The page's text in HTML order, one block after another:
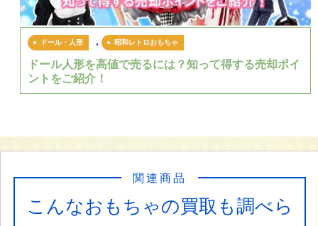
ドール・人形 , 昭和レトロおもちゃ
ドール人形を高値で売るには？知って得する売却ポイ
ントをご紹介！
こんなおもちゃの買取も調べら
関連商品